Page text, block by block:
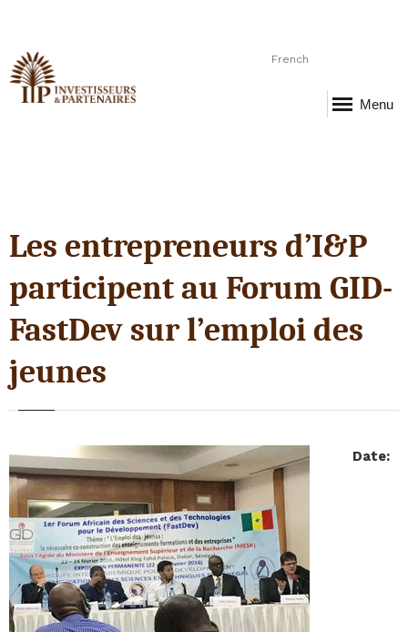
French
Menu
Les entrepreneurs d’I&P
participent au Forum GID-
FastDev sur l’emploi des
jeunes
Date: